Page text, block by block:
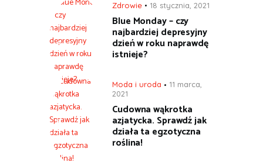
Zdrowie 18 stycznia, 2021
Blue Monday – czy
najbardziej depresyjny
dzień w roku naprawdę
istnieje?
Moda i uroda
11 marca,
2021
Cudowna wąkrotka
azjatycka. Sprawdź jak
działa ta egzotyczna
roślina!